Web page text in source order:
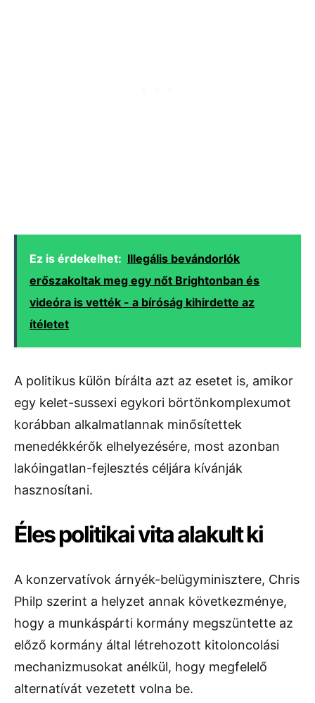
Ez is érdekelhet: Illegális bevándorlók
erőszakoltak meg egy nőt Brightonban és
videóra is vették - a bíróság kihirdette az
ítéletet
A politikus külön bírálta azt az esetet is, amikor
egy kelet-sussexi egykori börtönkomplexumot
korábban alkalmatlannak minősítettek
menedékkérők elhelyezésére, most azonban
lakóingatlan-fejlesztés céljára kívánják
hasznosítani.
Éles politikai vita alakult ki
A konzervatívok árnyék-belügyminisztere, Chris
Philp szerint a helyzet annak következménye,
hogy a munkáspárti kormány megszüntette az
előző kormány által létrehozott kitoloncolási
mechanizmusokat anélkül, hogy megfelelő
alternatívát vezetett volna be.